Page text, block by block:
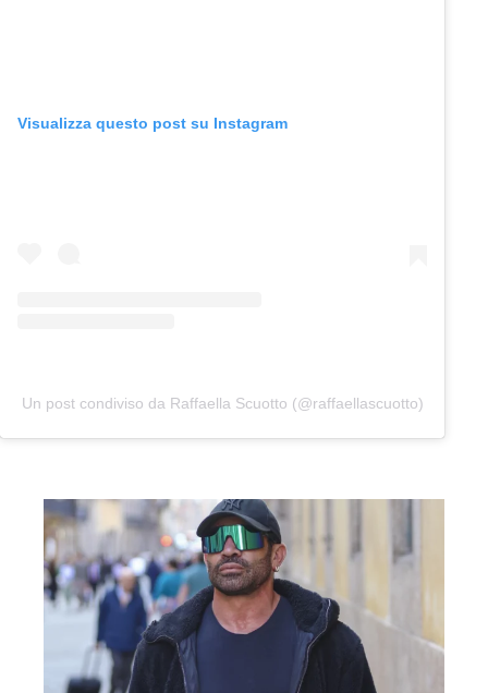
Visualizza questo post su Instagram
Un post condiviso da Raffaella Scuotto (@raffaellascuotto)